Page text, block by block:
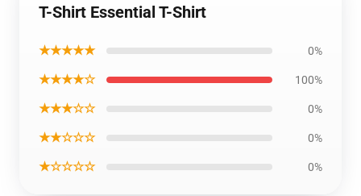
T-Shirt Essential T-Shirt
★★★★★ 0%
★★★★☆ 100%
★★★☆☆ 0%
★★☆☆☆ 0%
★☆☆☆☆ 0%